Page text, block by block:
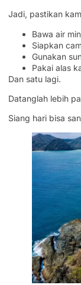
Jadi, pastikan
Bawa air
Siapkan
Gunakan
Pakai alas
Dan satu lagi.
Datanglah lebih
Siang hari bisa